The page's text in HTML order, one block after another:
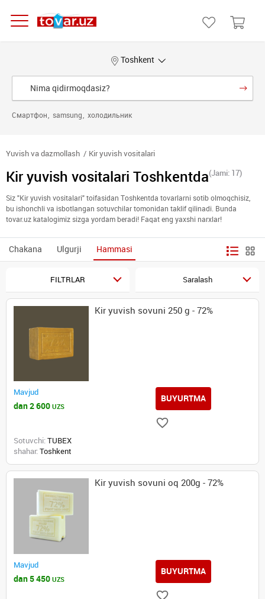
Toshkent
Смартфон samsung холодильник
Yuvish va dazmollash Kir yuvish vositalari
Kir yuvish vositalari Toshkentda(Jami: 17)
Siz "Kir yuvish vositalari" toifasidan Toshkentda tovarlarni sotib olmoqchisiz,
bu ishonchli va isbotlangan sotuvchilar tomonidan taklif qilinadi. Bunda
tovar.uz katalogimiz sizga yordam beradi! Faqat eng yaxshi narxlar!
Chakana Ulgurji Hammasi
FILTRLAR Saralash
Kir yuvish sovuni 250 g - 72%
Mavjud
dan 2 600 UZS
BUYURTMA
Sotuvchi: TUBEX
shahar: Toshkent
Kir yuvish sovuni oq 200g - 72%
Mavjud
dan 5 450 UZS
BUYURTMA